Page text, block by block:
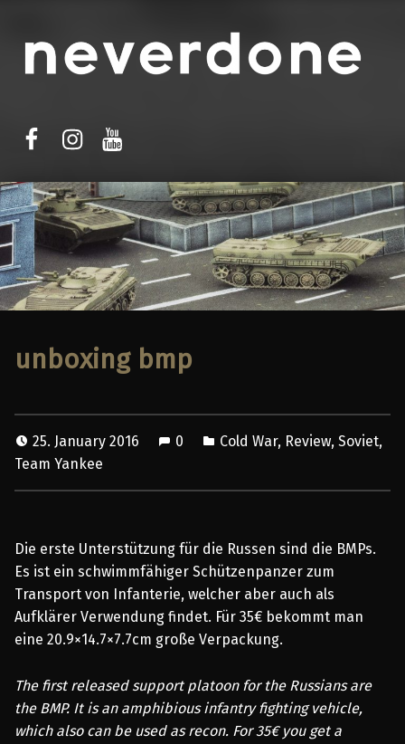
facebookinstagram
youtube
unboxing bmp
25. January 2016 0 Cold War, Review, Soviet,
Team Yankee
Die erste Unterstützung für die Russen sind die BMPs.
Es ist ein schwimmfähiger Schützenpanzer zum
Transport von Infanterie, welcher aber auch als
Aufklärer Verwendung findet. Für 35€ bekommt man
eine 20.9×14.7×7.7cm große Verpackung.
The first released support platoon for the Russians are
the BMP. It is an amphibious infantry fighting vehicle,
which also can be used as recon. For 35€ you get a